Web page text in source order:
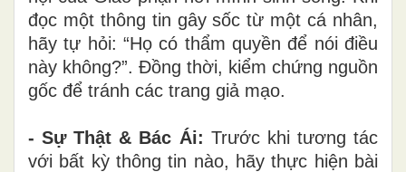
đọc một thông tin gây sốc từ một cá nhân,
hãy tự hỏi: “Họ có thẩm quyền để nói điều
này không?”. Đồng thời, kiểm chứng nguồn
gốc để tránh các trang giả mạo.
- Sự Thật & Bác Ái: Trước khi tương tác
với bất kỳ thông tin nào, hãy thực hiện bài